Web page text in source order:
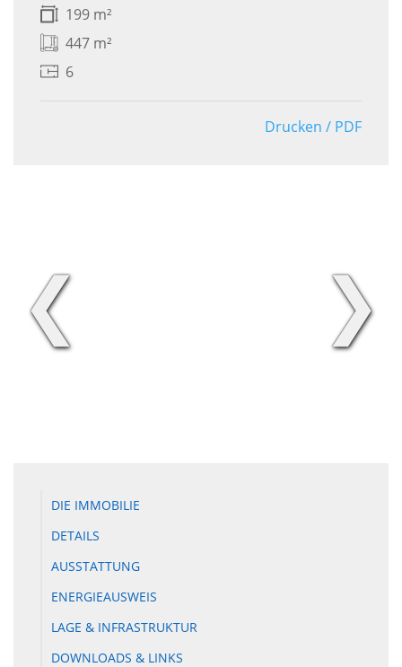
199 m²
447 m²
6
Drucken / PDF
❮ ❯
DIE IMMOBILIE
DETAILS
AUSSTATTUNG
ENERGIEAUSWEIS
LAGE & INFRASTRUKTUR
DOWNLOADS & LINKS